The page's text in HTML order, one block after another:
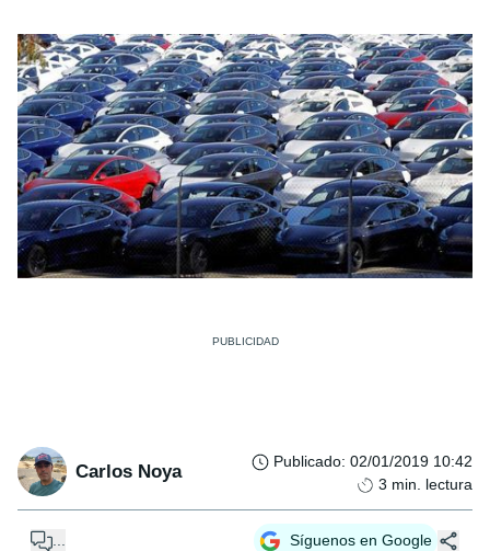
Carlos Noya Publicado: 02/01/2019 10:42
3 min. lectura
Síguenos en Google